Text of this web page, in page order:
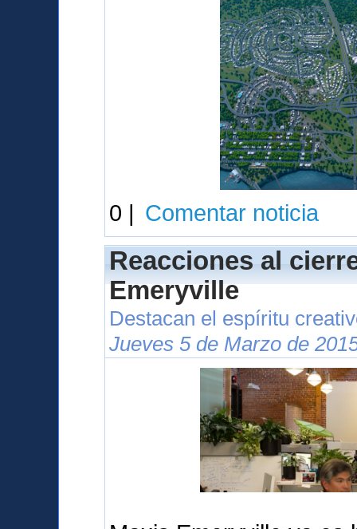
0 | Comentar noticia
Reacciones al
Emeryville
Destacan el espíritu
Jueves 5 de Marzo de